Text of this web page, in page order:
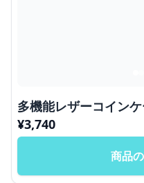
多機能レザーコイン
¥3,740
商品